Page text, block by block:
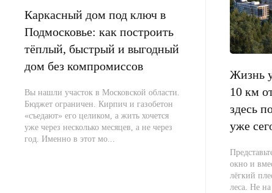
Каркасный дом под ключ в
Подмосковье: как построить
тёплый, быстрый и выгодный
дом без компромиссов
Вы нашли участок в Московской области.
Бюджет ограничен. Кирпич и газобетон
«съедают» его целиком, а жить хочется
уже через несколько месяцев, а не через
год. Именно в этот мо...
Жизнь
10 км
здесь
уже
окно и
лёгкий
леса. Не на